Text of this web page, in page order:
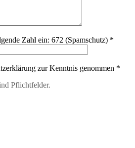
Zahl ein: 672 (Spamschutz) *
zur Kenntnis genommen *
Pflichtfelder.